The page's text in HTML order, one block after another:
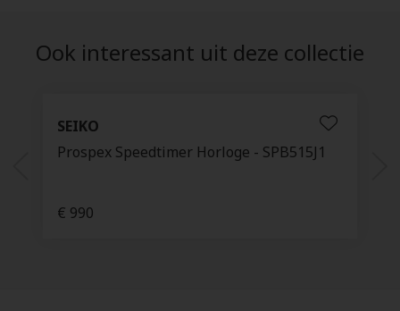
Ook interessant uit deze collectie
SEIKO
Prospex Speedtimer Horloge - SPB515J1
€ 990